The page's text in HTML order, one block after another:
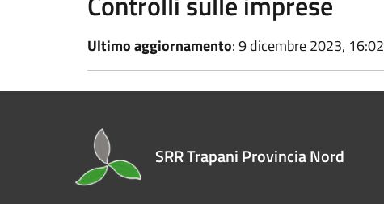
Ultimo aggiornamento: 9 dicembre 2023, 16:02
SRR Trapani Provincia Nord